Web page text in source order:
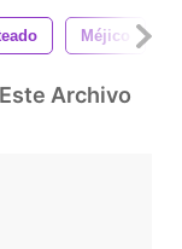
Méjico
Archivo